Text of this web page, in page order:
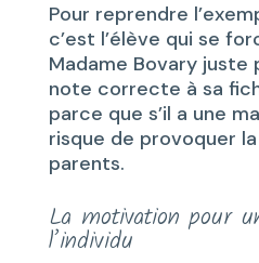
Pour reprendre
c’est l’élève qui se
Madame Bovary juste
note correcte à sa
parce que s’il a une
risque de provoquer
parents.
La motivation pour
l’individu